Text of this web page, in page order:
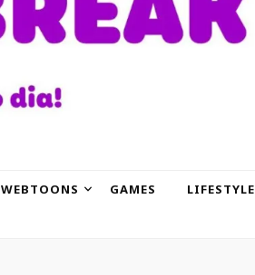
WEBTOONS GAMES LIFESTYLE